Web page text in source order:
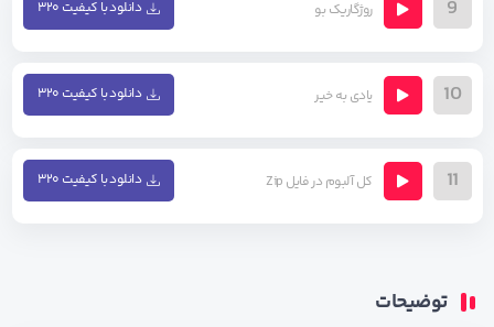
9 روژگاریک بو دانلود با کیفیت ۳۲۰
10 یادی به خیر دانلود با کیفیت ۳۲۰
11 کل آلبوم در فایل Zip دانلود با کیفیت ۳۲۰
توضیحات